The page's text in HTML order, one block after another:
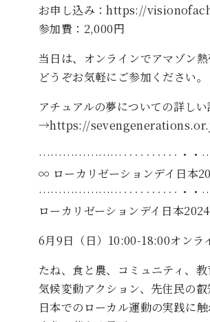
お申し込み：https://
参加費：2,000円
当日は、オンラインでアマゾン熱
どうぞお気軽にご参加ください。
アチュアルの夢についての詳し
→https://
…………………‥‥‥‥‥・
∞ ローカリゼーションデイ日本
…………………‥‥‥‥‥・
ローカリゼーションデイ日本
6月9日（日）10:00-18:00オンラ
たね、食と農、コミュニティ、教
気候変動アクション、先住民の叡
日本でのローカル運動の実践に触